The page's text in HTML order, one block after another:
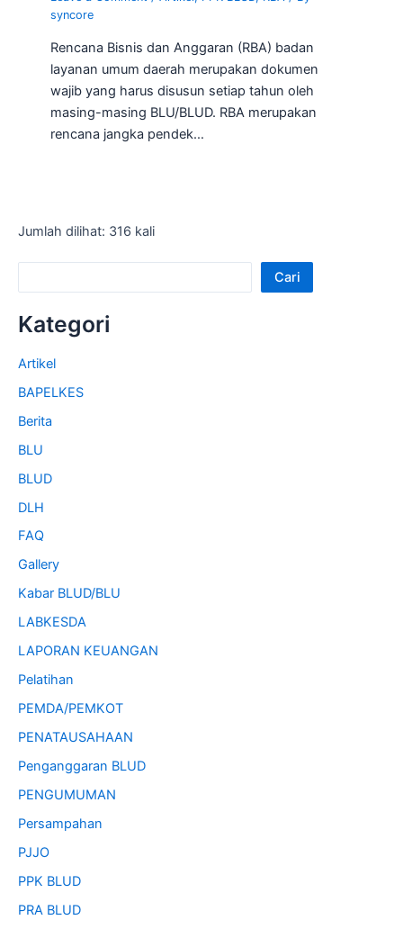
syncore
Rencana Bisnis dan Anggaran (RBA) badan
layanan umum daerah merupakan dokumen
wajib yang harus disusun setiap tahun oleh
masing-masing BLU/BLUD. RBA merupakan
rencana jangka pendek…
Jumlah dilihat: 316 kali
Cari
Kategori
Artikel
BAPELKES
Berita
BLU
BLUD
DLH
FAQ
Gallery
Kabar BLUD/BLU
LABKESDA
LAPORAN KEUANGAN
Pelatihan
PEMDA/PEMKOT
PENATAUSAHAAN
Penganggaran BLUD
PENGUMUMAN
Persampahan
PJJO
PPK BLUD
PRA BLUD